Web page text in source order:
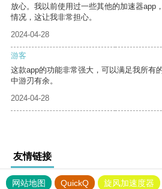
放心。我以前使用过一些其他的加速器app
情况，这让我非常担心。
2024-04-28
游客
这款app的功能非常强大，可以满足我所有
中游刃有余。
2024-04-28
友情链接
网站地图 QuickQ 旋风加速度器